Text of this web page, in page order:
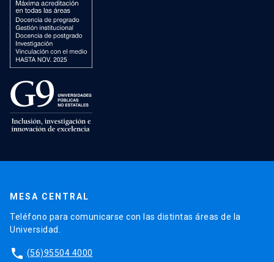
MESA CENTRAL
Teléfono para comunicarse con las distintas áreas de la
Universidad.
phone (56)95504 4000